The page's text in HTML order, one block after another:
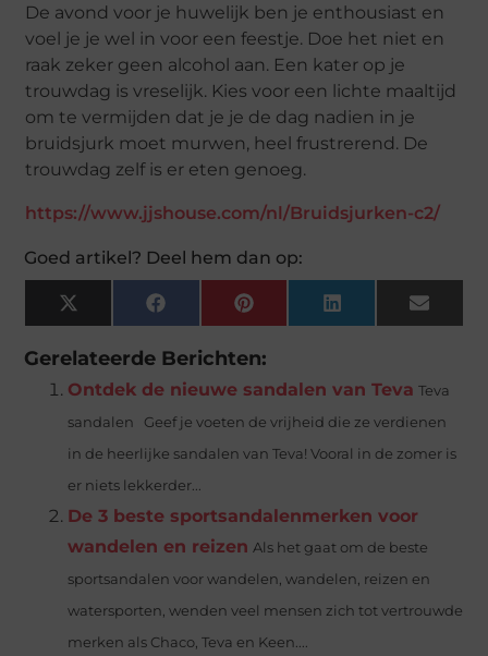
De avond voor je huwelijk ben je enthousiast en
voel je je wel in voor een feestje. Doe het niet en
raak zeker geen alcohol aan. Een kater op je
trouwdag is vreselijk. Kies voor een lichte maaltijd
om te vermijden dat je je de dag nadien in je
bruidsjurk moet murwen, heel frustrerend. De
trouwdag zelf is er eten genoeg.
https://www.jjshouse.com/nl/Bruidsjurken-c2/
Goed artikel? Deel hem dan op:
X
(Twitter)
Facebook Pinterest LinkedIn Email
Gerelateerde Berichten:
Ontdek de nieuwe sandalen van Teva Teva
sandalen Geef je voeten de vrijheid die ze verdienen
in de heerlijke sandalen van Teva! Vooral in de zomer is
er niets lekkerder...
De 3 beste sportsandalenmerken voor
wandelen en reizen Als het gaat om de beste
sportsandalen voor wandelen, wandelen, reizen en
watersporten, wenden veel mensen zich tot vertrouwde
merken als Chaco, Teva en Keen....